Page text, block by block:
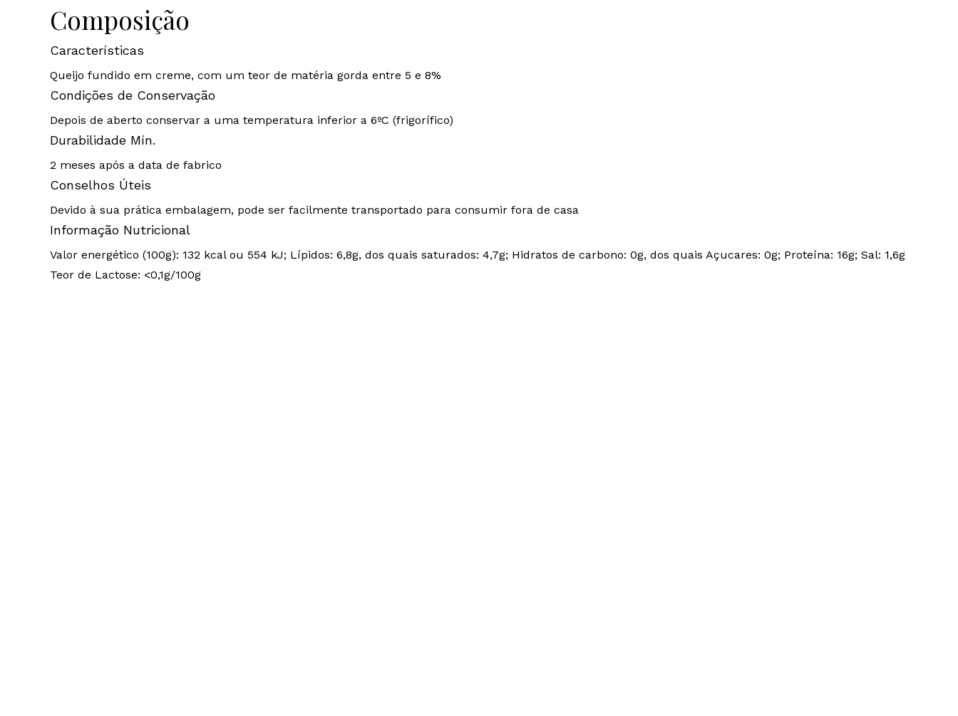
Composição
Características
Queijo fundido em creme, com um teor de matéria gorda entre 5 e 8%
Condições de Conservação
Depois de aberto conservar a uma temperatura inferior a 6ºC (frigorífico)
Durabilidade Mín.
2 meses após a data de fabrico
Conselhos Úteis
Devido à sua prática embalagem, pode ser facilmente transportado para consumir fora de casa
Informação Nutricional
Valor energético (100g): 132 kcal ou 554 kJ; Lípidos: 6,8g, dos quais saturados: 4,7g; Hidratos de carbono: 0g, dos quais Açucares: 0g; Proteína: 16g; Sal: 1,6g
Teor de Lactose: <0,1g/100g